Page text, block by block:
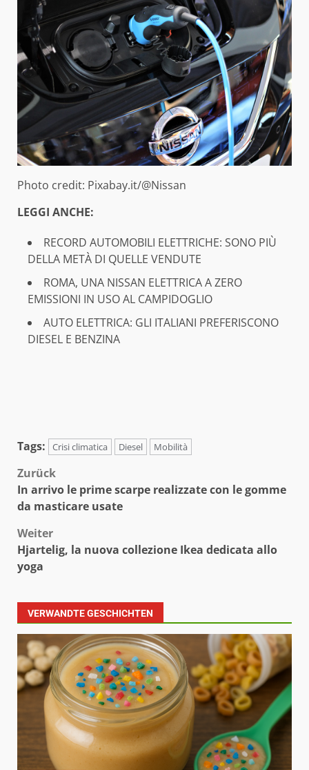
Photo credit: Pixabay.it/@Nissan
LEGGI ANCHE:
RECORD AUTOMOBILI ELETTRICHE: SONO PIÙ
DELLA METÀ DI QUELLE VENDUTE
ROMA, UNA NISSAN ELETTRICA A ZERO
EMISSIONI IN USO AL CAMPIDOGLIO
AUTO ELETTRICA: GLI ITALIANI PREFERISCONO
DIESEL E BENZINA
Tags: Crisi climatica Diesel Mobilità
Beitragsnavigation
Zurück
In arrivo le prime scarpe realizzate con le gomme
da masticare usate
Weiter
Hjartelig, la nuova collezione Ikea dedicata allo
yoga
VERWANDTE GESCHICHTEN